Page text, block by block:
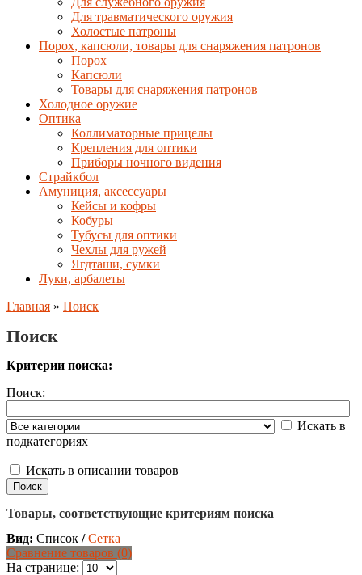
Для травматического оружия
Холостые патроны
Порох, капсюли, товары для снаряжения патронов
Порох
Капсюли
Товары для снаряжения патронов
Холодное оружие
Оптика
Коллиматорные прицелы
Крепления для оптики
Приборы ночного видения
Страйкбол
Амуниция, аксессуары
Кейсы и кофры
Кобуры
Тубусы для оптики
Чехлы для ружей
Ягдташи, сумки
Луки, арбалеты
Главная » Поиск
Поиск
Критерии поиска:
Поиск:
Искать в
подкатегориях
Искать в описании товаров
Товары, соответствующие критериям поиска
Вид: Список / Сетка
Сравнение товаров (0)
На странице: